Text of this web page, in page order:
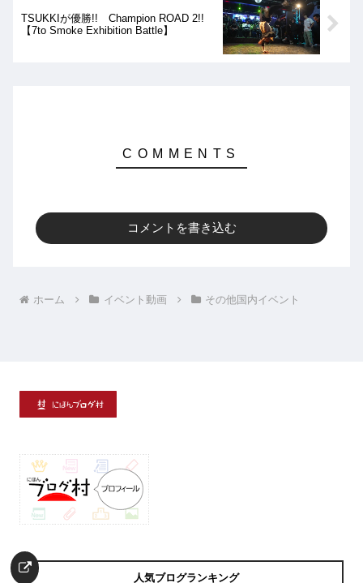
TSUKKIが優勝!! Champion ROAD 2!!
【7to Smoke Exhibition Battle】
コメントを書き込む
ホーム イベント動画 その他国内イベント
人気ブログランキング